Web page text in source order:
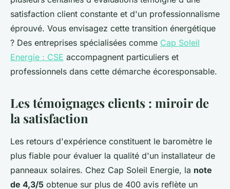
satisfaction client constante et d'un professionnalisme
éprouvé. Vous envisagez cette transition énergétique
? Des entreprises spécialisées comme Cap Soleil
Energie : CSE accompagnent particuliers et
professionnels dans cette démarche écoresponsable.
Les témoignages clients : miroir de
la satisfaction
Les retours d'expérience constituent le baromètre le
plus fiable pour évaluer la qualité d'un installateur de
panneaux solaires. Chez Cap Soleil Energie, la note
de 4,3/5 obtenue sur plus de 400 avis reflète un